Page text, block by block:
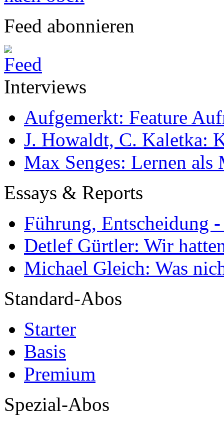
Feed abonnieren
Interviews
Aufgemerkt: Feature
J. Howaldt, C. Kaletka:
Max Senges: Lernen als
Essays & Reports
Führung, Entscheidung
Detlef Gürtler: Wir
Michael Gleich: Was
Standard-Abos
Starter
Basis
Premium
Spezial-Abos